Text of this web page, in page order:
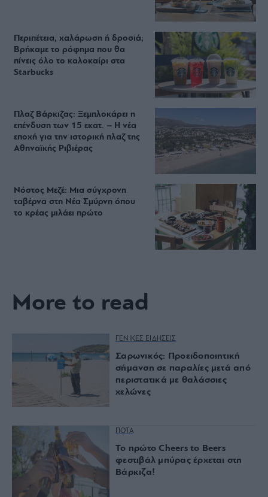
Περιπέτεια, χαλάρωση ή δροσιά;
Βρήκαμε το ρόφημα που θα
πίνεις όλο το καλοκαίρι στα
Starbucks
Πλαζ Βάρκιζας: Ξεμπλοκάρει η
επένδυση των 15 εκατ. – Η νέα
εποχή για την ιστορική πλαζ της
Αθηναϊκής Ριβιέρας
Νόστος Μεζέ: Μια σύγχρονη
ταβέρνα στη Νέα Σμύρνη όπου
το κρέας μιλάει πρώτο
More to read
ΓΕΝΙΚΕΣ ΕΙΔΗΣΕΙΣ
Σαρωνικός: Προειδοποιητική
σήμανση σε παραλίες μετά από
περιστατικά με θαλάσσιες
χελώνες
ΠΟΤΑ
Το πρώτο Cheers to Beers
φεστιβάλ μπύρας έρχεται στη
Βάρκιζα!